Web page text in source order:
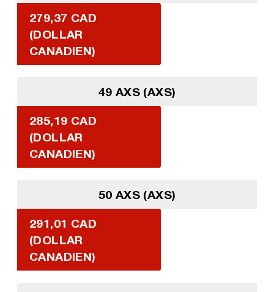
279,37 CAD
(DOLLAR
CANADIEN)
49 AXS (AXS)
285,19 CAD
(DOLLAR
CANADIEN)
50 AXS (AXS)
291,01 CAD
(DOLLAR
CANADIEN)